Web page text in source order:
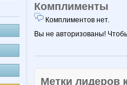
Комплименты
Комплиментов нет.
Вы не авторизованы!
Метки